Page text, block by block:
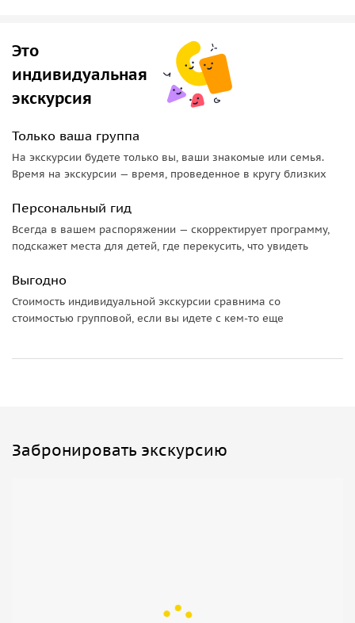
учесть, что многие магазины в Раттенберге
специализируются на товарах из стекла, которые здесь так
красиво и качественно выполнены, потому что здешние
мастерские по обработке стекла имеют давние традиции:
где-то еще можно купить что-нибудь подобное.
Это
индивидуальная
экскурсия
Только ваша группа
На экскурсии будете только вы, ваши знакомые или семья.
Время на экскурсии — время, проведенное в кругу близких
Персональный гид
Всегда в вашем распоряжении — скорректирует программу,
подскажет места для детей, где перекусить, что увидеть
Выгодно
Стоимость индивидуальной экскурсии сравнима со
стоимостью групповой, если вы идете с кем-то еще
Забронировать экскурсию